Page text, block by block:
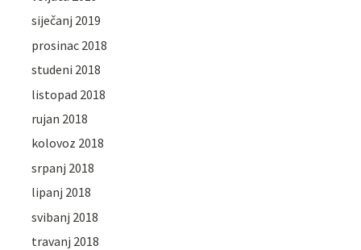
siječanj 2019
prosinac 2018
studeni 2018
listopad 2018
rujan 2018
kolovoz 2018
srpanj 2018
lipanj 2018
svibanj 2018
travanj 2018